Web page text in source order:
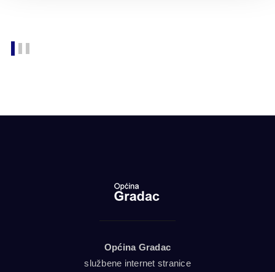
Općina Gradac
službene internet stranice